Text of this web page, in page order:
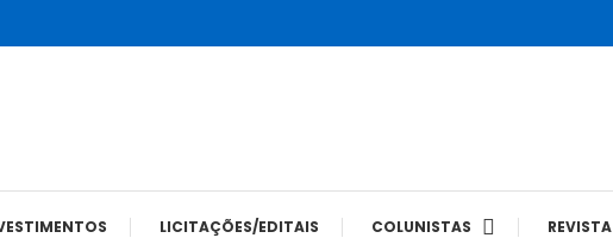
LICITAÇÕES/EDITAIS COLUNISTAS REVISTA